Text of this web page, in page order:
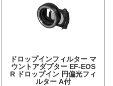
ドロップインフィルター マ
ウントアダプター EF-EOS
R ドロップイン 円偏光フィ
ルター A付